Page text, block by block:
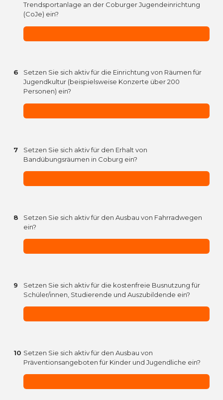
Trendsportanlage an der Coburger Jugendeinrichtung
(CoJe) ein?
6
Setzen Sie sich aktiv für die Einrichtung von Räumen für
Jugendkultur (beispielsweise Konzerte über 200
Personen) ein?
7
Setzen Sie sich aktiv für den Erhalt von
Bandübungsräumen in Coburg ein?
8
Setzen Sie sich aktiv für den Ausbau von Fahrradwegen
ein?
9
Setzen Sie sich aktiv für die kostenfreie Busnutzung für
Schüler/innen, Studierende und Auszubildende ein?
10 Setzen Sie sich aktiv für den Ausbau von
Präventionsangeboten für Kinder und Jugendliche ein?